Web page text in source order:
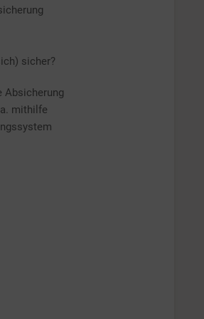
sicher?
Absicherung
mithilfe